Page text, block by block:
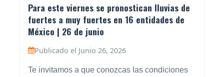
Para este viernes se pronostican lluvias de
fuertes a muy fuertes en 16 entidades de
México | 26 de junio
Publicado el Junio 26, 2026
Te invitamos a que conozcas las condiciones